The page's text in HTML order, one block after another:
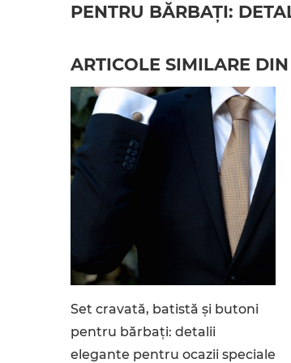
PENTRU BĂRBAȚI:
ARTICOLE SIMILARE
Set cravată, batistă și butoni
pentru bărbați: detalii
elegante pentru ocazii speciale